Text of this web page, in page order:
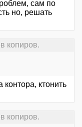
сам по
но, решать
копиров.
ктонить
копиров.